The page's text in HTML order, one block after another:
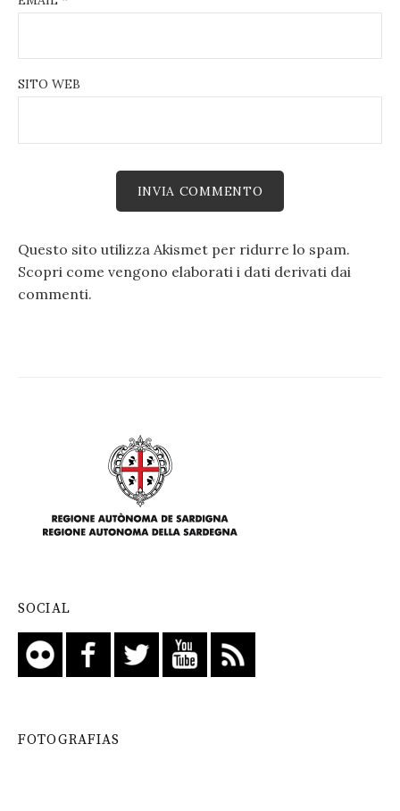
SITO WEB
Questo sito utilizza Akismet per ridurre lo spam.
Scopri come vengono elaborati i dati derivati dai
commenti.
SOCIAL
FOTOGRAFIAS